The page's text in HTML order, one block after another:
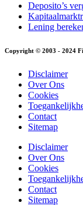
Deposito’s
Lening
Copyright © 2003 - 2024
Disclaimer
Over Ons
Cookies
Contact
Sitemap
Disclaimer
Over Ons
Cookies
Contact
Sitemap